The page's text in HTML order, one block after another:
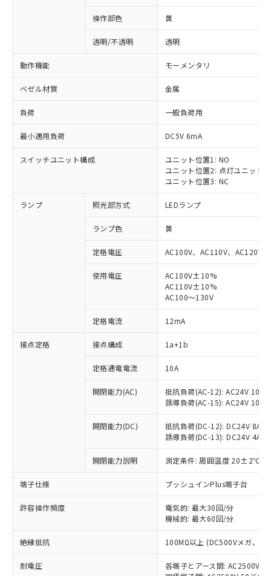
操作部色 黄
透明/不透明 透明
動作機能 モーメンタリ
ベゼル材質 金属
負荷 一般負荷用
最小適用負荷 DC5V 6mA
スイッチユニット構成
ユニット位置1: NO
ユニット位置2: 点灯ユニット
ユニット位置3: NC
ランプ 照光部方式 LEDランプ
ランプ色 黄
定格電圧 AC100V、AC110V、AC120V
使用電圧
AC100V±10%
AC110V±10%
AC100～130V
定格電流 12mA
接点定格 接点構成 1a+1b
定格通電電流 10A
開閉能力(AC)
抵抗負荷(AC-12): AC24V 10A/
誘導負荷(AC-15): AC24V
開閉能力(DC)
抵抗負荷(DC-12): DC24V 8A/
誘導負荷(DC-13): DC24V 4A/
開閉能力説明 測定条件: 周囲温度 20±2℃、
端子仕様 プッシュインPlus端子台
許容操作頻度
電気的: 最大30回/分
機械的: 最大60回/分
絶縁抵抗 100MΩ以上 (DC500Vメガ、点
耐電圧
各端子とアース間: AC2500V
ご利用条件
以下の条件をお読みいただき、同意のうえ
本サービスは、当社制御機器事業取扱
商品の当社在庫状況および標準価格
(税抜)を提供させていただくもので
当社制御機器事業取扱商品の中には、
本サービスの対象外となる商品もある
ことをご了承ください。
※1 対応状況
対応済み：EU RoHS指令（10物質）の
非含有に対応した製品が提供可能な商品で
対応予定：EU RoHS指令（10物質）の非含
有に対応した製品に切り替える予定のある
対応予定なし：EU RoHS指令（10物質）の
非含有に非対応の商品で、対応品を出す予
調査・確認中：EU RoHS指令（10物質）の
非含有の対応状況を調査中または確認中の
商品です。
非該当品：ライセンス料など無形物で、有
害物質有無と関係のない商品です。
仕入先様の事情により、非含有部品として
いたものが、含有品と判明した場合などや
「○」：最大均質材料含有率が中国RoHSの
「×」：最大均質材料含有率が中国RoHSの
基準値を超えていることを示します。
当社は、これら貴社製品のうち、外国